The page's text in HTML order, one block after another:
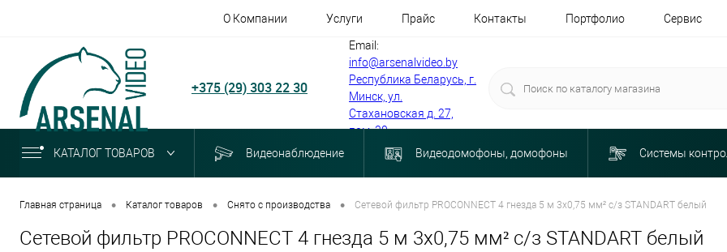
О Компании Услуги Прайс Контакты Портфолио Сервис
+375 (29) 303 22 30
Email:
info@arsenalvideo.by
Республика Беларусь, г.
Минск, ул.
Стахановская д. 27,
пом. 30
КАТАЛОГ ТОВАРОВ Видеонаблюдение Видеодомофоны, домофоны Системы
Главная страница • Каталог товаров • Снято с производства • Сетевой фильтр PROCONNECT 4 гнезда 5 м 3х0,75 мм² с/з STANDART белый
Сетевой фильтр PROCONNECT 4 гнезда 5 м 3х0,75 мм² с/з STANDART белый